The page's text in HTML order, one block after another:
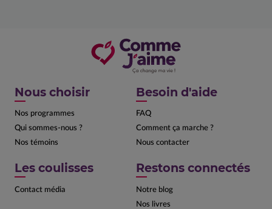
Nous choisir
Nos programmes
Qui sommes-nous ?
Nos témoins
Besoin d'aide
FAQ
Comment ça marche ?
Nous contacter
Les coulisses
Contact média
Restons connectés
Notre blog
Nos livres